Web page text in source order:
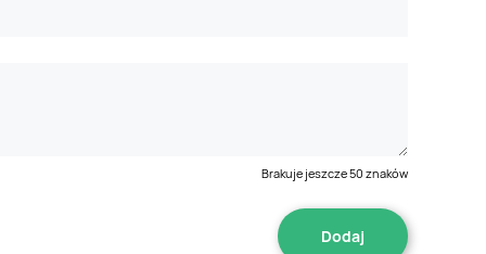
Brakuje jeszcze50 znaków